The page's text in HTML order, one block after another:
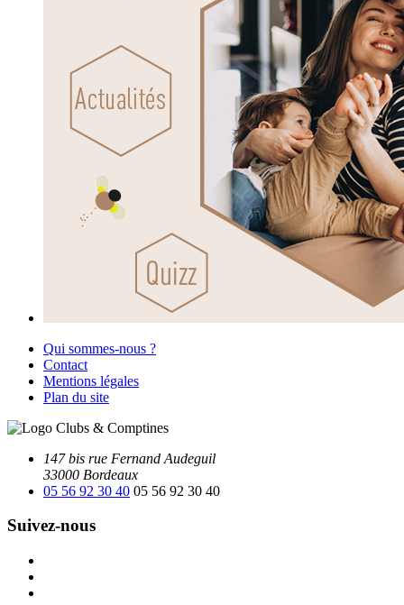
Qui sommes-nous ?
Contact
Mentions légales
Plan du site
147 bis rue Fernand Audeguil
33000 Bordeaux
05 56 92 30 40 05 56 92 30 40
Suivez-nous